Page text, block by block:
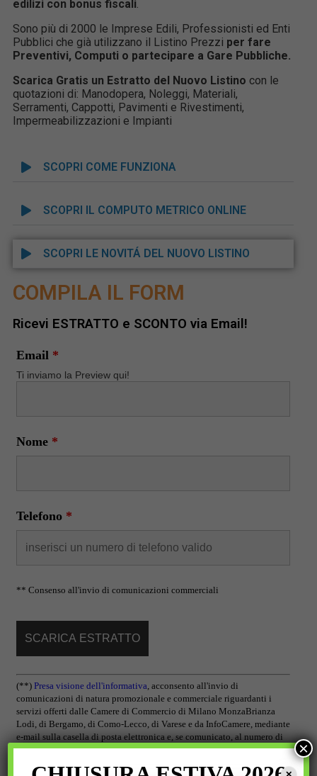
edilizi con bonus fiscali
Sono più di 2000 le Imprese Edili, Professionisti ed Enti
Pubblici che già utilizzano il Listino Prezzi per fare
Preventivi, Computi o partecipare a Gare Pubbliche.
Scarica Gratis un Estratto del Nuovo Listino con le
quotazioni di: Manodopera, Noleggi, Materiali,
Serramenti, Cappotti, Pavimenti e Rivestimenti,
Impermeabilizzazioni e Impianti
SCOPRI COME FUNZIONA
SCOPRI IL COMPUTO METRICO ONLINE
SCOPRI LE NOVITÁ DEL NUOVO LISTINO
COMPILA IL FORM
Ricevi ESTRATTO e SCONTO via Email!
Email *
Ti inviamo la Preview qui!
Nome *
Telefono *
** Consenso all'invio di comunicazioni commerciali
(**) Presa visione dell'informativa acconsento all'invio di
comunicazioni di natura promozionale e commerciale riguardanti i
servizi offerti dalle Camere di Commercio di Milano MonzaBrianza
Lodi, di Bergamo, di Como-Lecco, di Varese e da InfoCamere, mediante
e-mail sulla casella di posta elettronica e, se comunicato, al numero di
telefono indicato.
×